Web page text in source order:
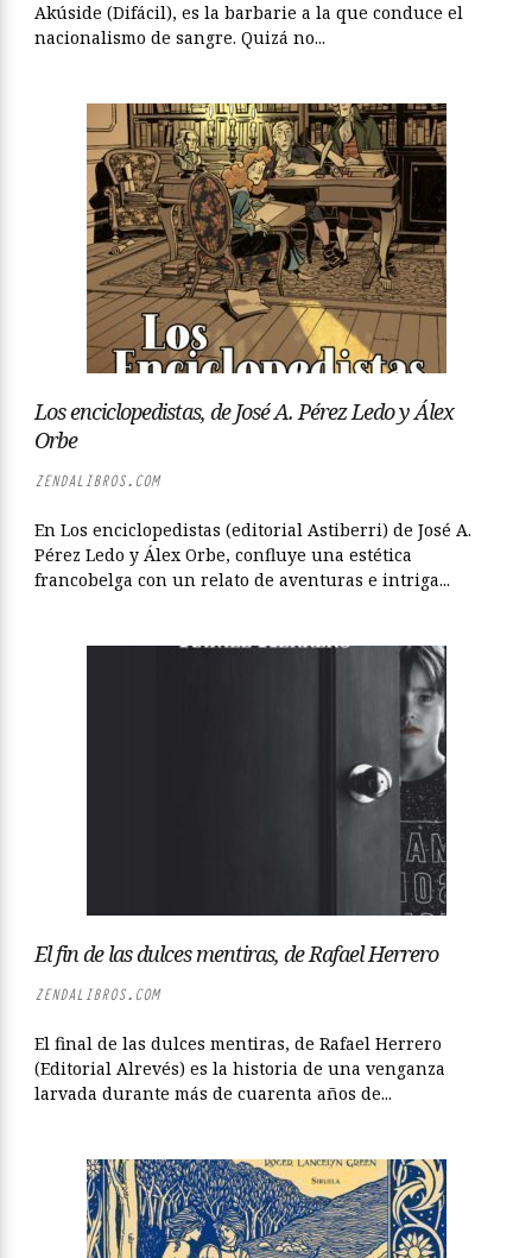
Akúside (Difácil), es la barbarie a la que conduce el
nacionalismo de sangre. Quizá no...
Los enciclopedistas, de José A. Pérez Ledo y Álex
Orbe
ZENDALIBROS.COM
En Los enciclopedistas (editorial Astiberri) de José A.
Pérez Ledo y Álex Orbe, confluye una estética
francobelga con un relato de aventuras e intriga...
El fin de las dulces mentiras, de Rafael Herrero
ZENDALIBROS.COM
El final de las dulces mentiras, de Rafael Herrero
(Editorial Alrevés) es la historia de una venganza
larvada durante más de cuarenta años de...